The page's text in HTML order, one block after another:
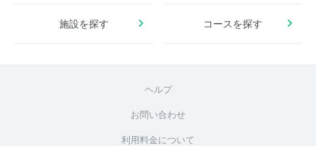
施設を探す コースを探す
ヘルプ
お問い合わせ
利用料金について